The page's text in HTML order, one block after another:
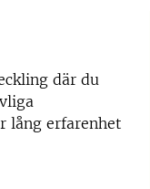
där du
lång erfarenhet